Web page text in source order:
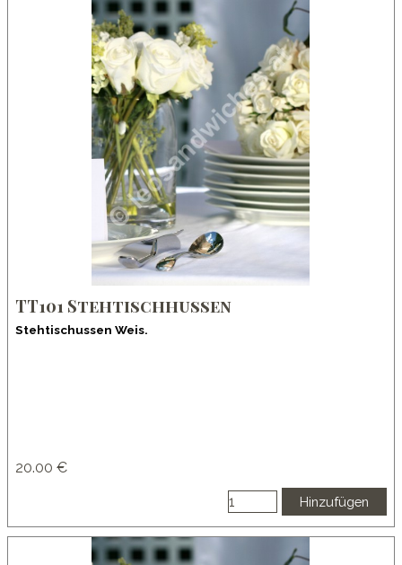
TT101 Stehtischhussen
Stehtischussen Weis.
20.00 €
Hinzufügen